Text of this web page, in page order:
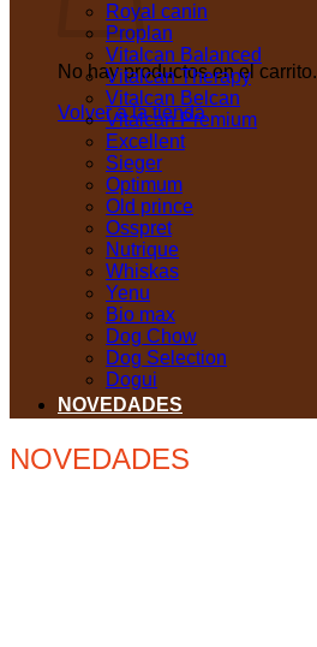
No hay productos en el carrito.
Volver a la tienda
Royal canin
Proplan
Vitalcan Balanced
Vitalcan Therapy
Vitalcan Belcan
Vitalcan Premium
Excellent
Sieger
Optimum
Old prince
Osspret
Nutrique
Whiskas
Yenu
Bio max
Dog Chow
Dog Selection
Dogui
NOVEDADES
NOVEDADES